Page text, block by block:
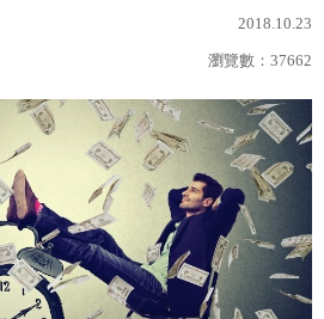
2018.10.23
瀏覽數： 37662